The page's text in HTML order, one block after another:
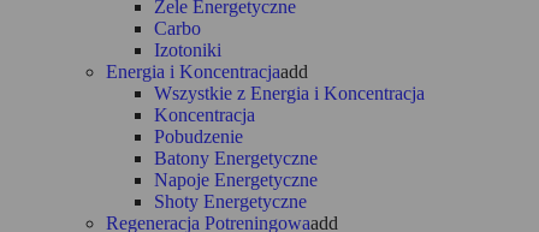
Żele Energetyczne
Carbo
Izotoniki
Energia i Koncentracjaadd
Wszystkie z Energia i Koncentracja
Koncentracja
Pobudzenie
Batony Energetyczne
Napoje Energetyczne
Shoty Energetyczne
Regeneracja Potreningowaadd